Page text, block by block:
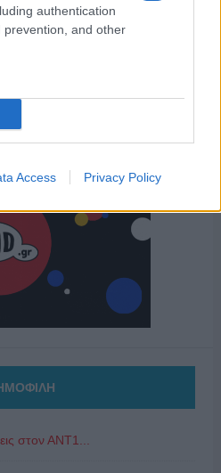
authentication
and other
Access Privacy Policy
στον ΑΝΤ1...